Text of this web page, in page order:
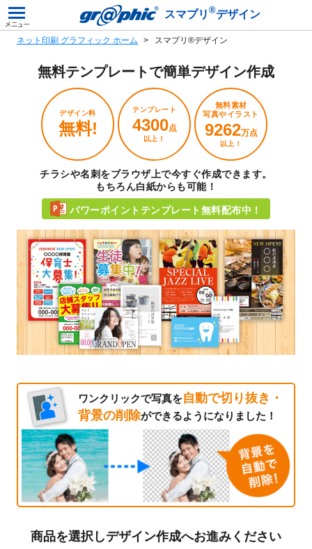
スマプリ ®デザイン
ネット印刷 グラフィック ホーム スマプリ®デザイン
無料テンプレートで簡単デザイン作成
デザイン料
無料!
テンプレート
4300点
以上！
無料素材
写真やイラスト
9262万点
以上！
チラシや名刺をブラウザ上で今すぐ作成できます。
もちろん白紙からも可能！
パワーポイントテンプレート無料配布中！
ワンクリックで写真を自動で切り抜き・
背景の削除ができるようになりました！
商品を選択しデザイン作成へお進みください